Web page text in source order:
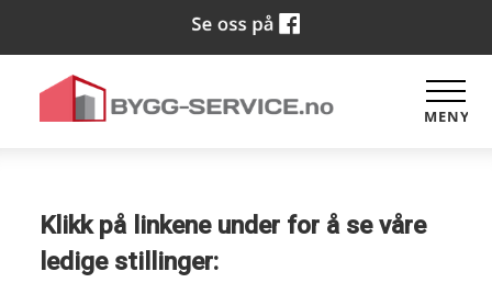
MENY
Klikk på linkene under for å se våre
ledige stillinger: